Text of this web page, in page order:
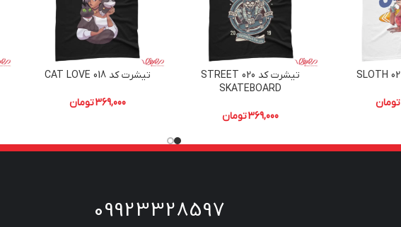
تومان
تیشرت کد 020 STREET
SKATEBOARD
369,000تومان
تیشرت کد 018 CAT LOVE
369,000تومان
09923328597